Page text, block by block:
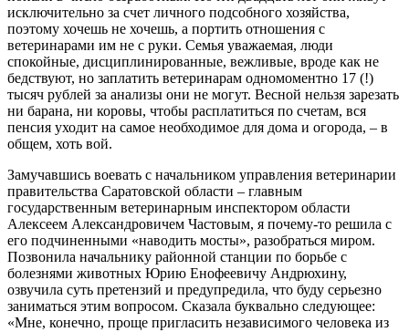
исключительно за счет личного подсобного хозяйства,
поэтому хочешь не хочешь, а портить отношения с
ветеринарами им не с руки. Семья уважаемая, люди
спокойные, дисциплинированные, вежливые, вроде как не
бедствуют, но заплатить ветеринарам одномоментно 17 (!)
тысяч рублей за анализы они не могут. Весной нельзя зарезать
ни барана, ни коровы, чтобы расплатиться по счетам, вся
пенсия уходит на самое необходимое для дома и огорода, – в
общем, хоть вой.
Замучавшись воевать с начальником управления ветеринарии
правительства Саратовской области – главным
государственным ветеринарным инспектором области
Алексеем Александровичем Частовым, я почему-то решила с
его подчиненными «наводить мосты», разобраться миром.
Позвонила начальнику районной станции по борьбе с
болезнями животных Юрию Енофеевичу Андрюхину,
озвучила суть претензий и предупредила, что буду серьезно
заниматься этим вопросом. Сказала буквально следующее:
«Мне, конечно, проще пригласить независимого человека из